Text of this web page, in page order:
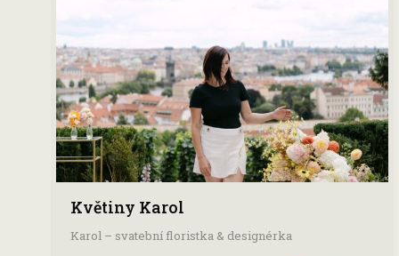
Květiny Karol
Karol – svatební floristka & designérka